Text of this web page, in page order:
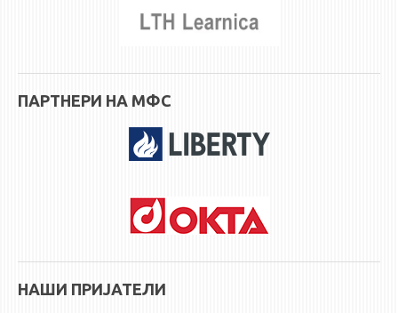
NOTIFICATIONS
ПАРТНЕРИ НА МФС
НАШИ ПРИЈАТЕЛИ